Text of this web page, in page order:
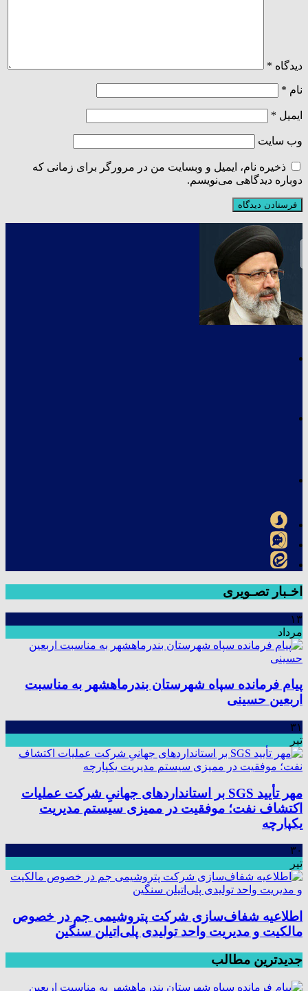
دیدگاه *
نام *
ایمیل *
وب‌ سایت
ذخیره نام، ایمیل و وبسایت من در مرورگر برای زمانی که
دوباره دیدگاهی می‌نویسم.
اخـبار تصـویری
۱۳
مرداد
پیام فرمانده سپاه شهرستان بندرماهشهر به مناسبت
اربعین حسینی
۳۱
تیر
مهر تأیید SGS بر استانداردهای جهانیِ شرکت عملیات
اکتشاف نفت؛ موفقیت در ممیزی سیستم مدیریت
یکپارچه
۳۰
تیر
اطلاعیه شفاف‌سازی شرکت پتروشیمی جم در خصوص
مالکیت و مدیریت واحد تولیدی پلی‌اتیلن سنگین
جدیدترین مطالب